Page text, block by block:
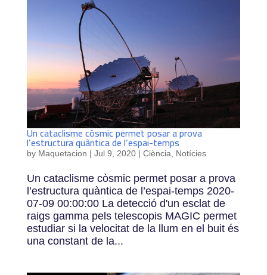
Un cataclisme còsmic permet posar a prova
l’estructura quàntica de l’espai-temps
by Maquetacion | Jul 9, 2020| Ciència Notícies
Un cataclisme còsmic permet posar a prova
l’estructura quàntica de l’espai-temps 2020-
07-09 00:00:00 La detecció d'un esclat de
raigs gamma pels telescopis MAGIC permet
estudiar si la velocitat de la llum en el buit és
una constant de la...